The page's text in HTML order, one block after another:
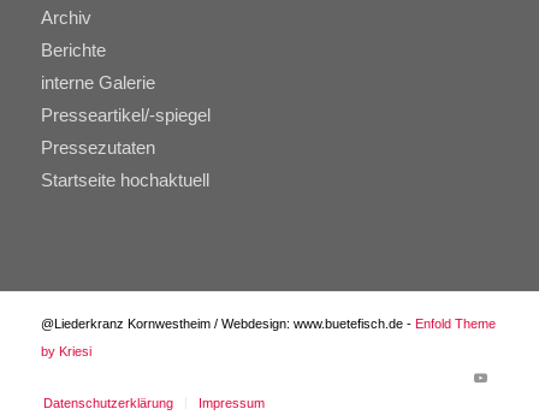
Archiv
Berichte
interne Galerie
Presseartikel/-spiegel
Pressezutaten
Startseite hochaktuell
@Liederkranz Kornwestheim / Webdesign: www.buetefisch.de - Enfold Theme
by Kriesi
Datenschutzerklärung Impressum